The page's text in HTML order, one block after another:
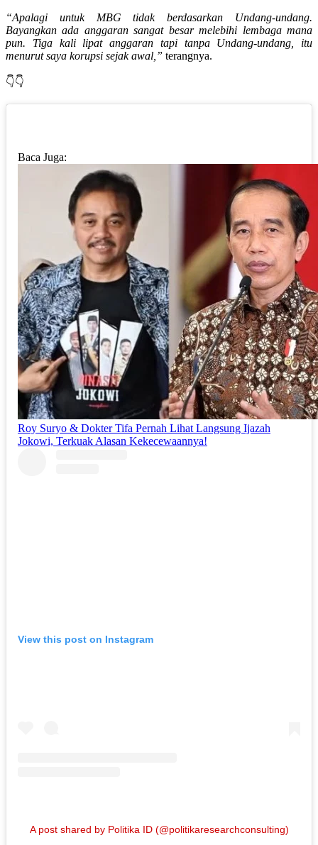
“Apalagi untuk MBG tidak berdasarkan Undang-undang.
Bayangkan ada anggaran sangat besar melebihi lembaga mana
pun. Tiga kali lipat anggaran tapi tanpa Undang-undang, itu
menurut saya korupsi sejak awal,” terangnya.
👇👇
Baca Juga:
Roy Suryo & Dokter Tifa Pernah Lihat Langsung Ijazah
Jokowi, Terkuak Alasan Kekecewaannya!
View this post on Instagram
A post shared by Politika ID (@politikaresearchconsulting)